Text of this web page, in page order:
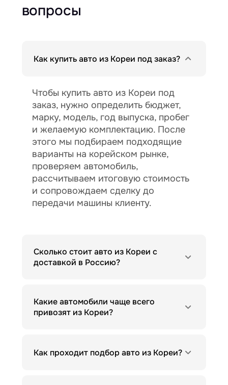
вопросы
Как купить авто из Кореи под заказ?
Чтобы купить авто из Кореи под
заказ, нужно определить бюджет,
марку, модель, год выпуска, пробег
и желаемую комплектацию. После
этого мы подбираем подходящие
варианты на корейском рынке,
проверяем автомобиль,
рассчитываем итоговую стоимость
и сопровождаем сделку до
передачи машины клиенту.
Сколько стоит авто из Кореи с
доставкой в Россию?
Какие автомобили чаще всего
привозят из Кореи?
Как проходит подбор авто из Кореи?